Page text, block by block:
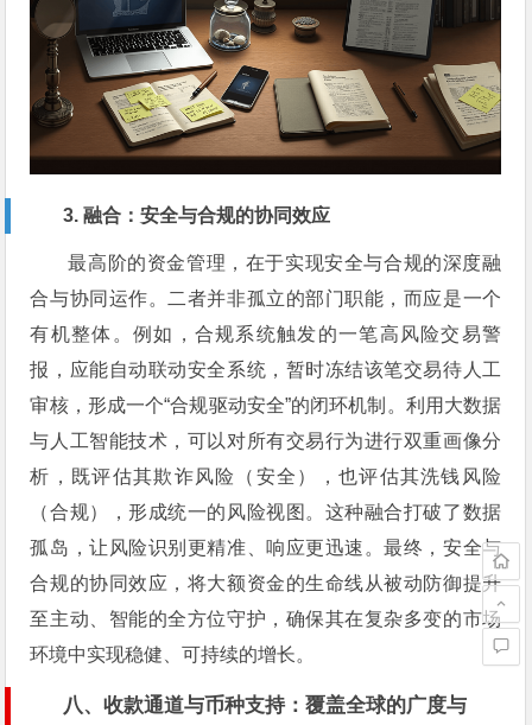
3. 融合：安全与合规的协同效应
最高阶的资金管理，在于实现安全与合规的深度融
合与协同运作。二者并非孤立的部门职能，而应是一个
有机整体。例如，合规系统触发的一笔高风险交易警
报，应能自动联动安全系统，暂时冻结该笔交易待人工
审核，形成一个“合规驱动安全”的闭环机制。利用大数据
与人工智能技术，可以对所有交易行为进行双重画像分
析，既评估其欺诈风险（安全），也评估其洗钱风险
（合规），形成统一的风险视图。这种融合打破了数据
孤岛，让风险识别更精准、响应更迅速。最终，安全与
合规的协同效应，将大额资金的生命线从被动防御提升
至主动、智能的全方位守护，确保其在复杂多变的市场
环境中实现稳健、可持续的增长。
八、收款通道与币种支持：覆盖全球的广度与